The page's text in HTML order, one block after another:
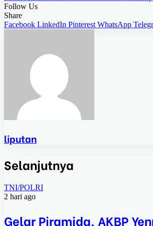
Follow Us
Share
Facebook LinkedIn Pinterest WhatsApp
liputan
Selanjutnya
TNI/POLRI
2 hari ago
Gelar Piramida, AKBP